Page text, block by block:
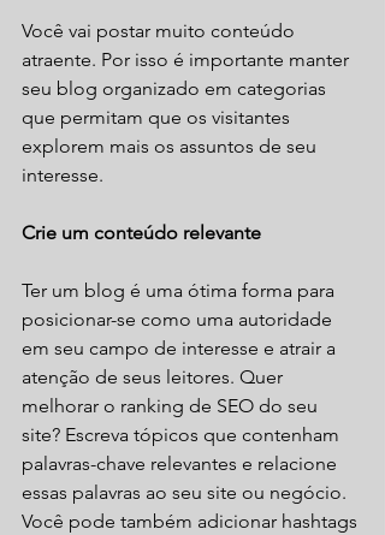
Você vai postar muito conteúdo
atraente. Por isso é importante manter
seu blog organizado em categorias
que permitam que os visitantes
explorem mais os assuntos de seu
interesse.
Crie um conteúdo relevante
Ter um blog é uma ótima forma para
posicionar-se como uma autoridade
em seu campo de interesse e atrair a
atenção de seus leitores. Quer
melhorar o ranking de SEO do seu
site? Escreva tópicos que contenham
palavras-chave relevantes e relacione
essas palavras ao seu site ou negócio.
Você pode também adicionar hashtags